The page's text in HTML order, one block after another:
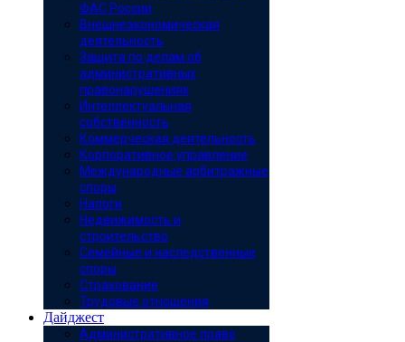
ФАС России
Внешнеэкономическая
деятельность
Защита по делам об
административных
правонарушениях
Интеллектуальная
собственность
Коммерческая деятельность
Корпоративное управление
Международные арбитражные
споры
Налоги
Недвижимость и
строительство
Семейные и наследственные
споры
Страхование
Трудовые отношения
Дайджест
Административное право